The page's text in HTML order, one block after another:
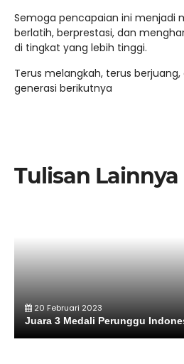
Semoga pencapaian ini menjadi
berlatih, berprestasi, dan
di tingkat yang lebih tinggi.
Terus melangkah, terus
generasi berikutnya
Tulisan Lainnya
20 Februari 2023
Juara 3 Medali Perunggu